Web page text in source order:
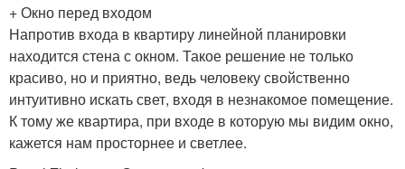
+ Окно перед входом
Напротив входа в квартиру линейной планировки
находится стена с окном. Такое решение не только
красиво, но и приятно, ведь человеку свойственно
интуитивно искать свет, входя в незнакомое помещение.
К тому же квартира, при входе в которую мы видим окно,
кажется нам просторнее и светлее.